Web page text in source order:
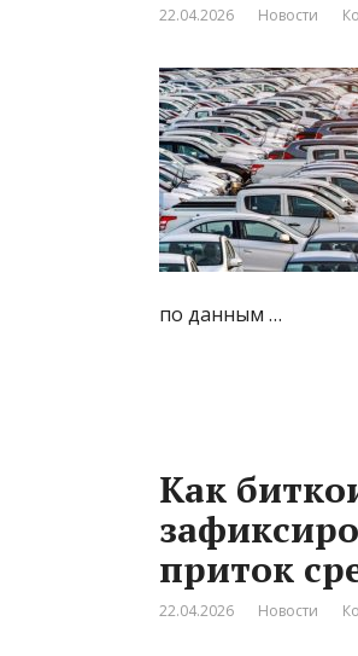
22.04.2026 Новости
по данным …
Как
приток
22.04.2026 Новости